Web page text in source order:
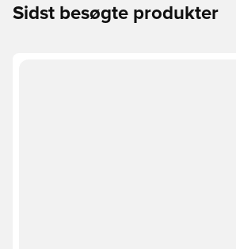
Sidst besøgte produkter